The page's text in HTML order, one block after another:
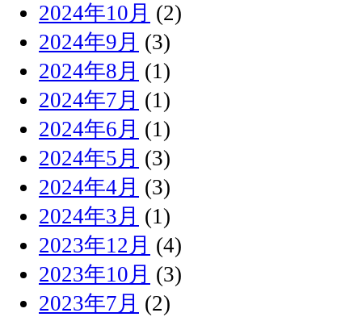
2024年10月 (2)
2024年9月 (3)
2024年8月 (1)
2024年7月 (1)
2024年6月 (1)
2024年5月 (3)
2024年4月 (3)
2024年3月 (1)
2023年12月 (4)
2023年10月 (3)
2023年7月 (2)